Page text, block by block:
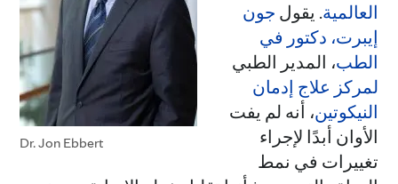
Dr. Jon Ebbert
العالمية. يقول جون
إيبرت، دكتور في
الطب، المدير الطبي
لمركز علاج إدمان
النيكوتين، أنه لم يفت
الأوان أبدًا لإجراء
تغييرات في نمط